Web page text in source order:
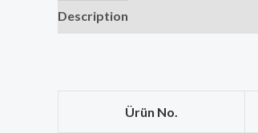
Description
Ürün No.